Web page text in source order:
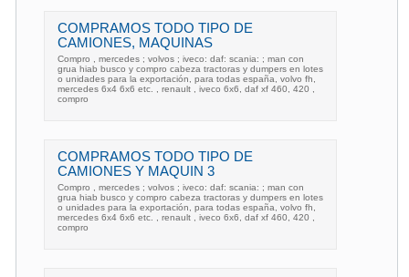
COMPRAMOS TODO TIPO DE
CAMIONES, MAQUINAS
Compro , mercedes ; volvos ; iveco: daf: scania: ; man con
grua hiab busco y compro cabeza tractoras y dumpers en lotes
o unidades para la exportación, para todas españa, volvo fh,
mercedes 6x4 6x6 etc. , renault , iveco 6x6, daf xf 460, 420 ,
compro
COMPRAMOS TODO TIPO DE
CAMIONES Y MAQUIN 3
Compro , mercedes ; volvos ; iveco: daf: scania: ; man con
grua hiab busco y compro cabeza tractoras y dumpers en lotes
o unidades para la exportación, para todas españa, volvo fh,
mercedes 6x4 6x6 etc. , renault , iveco 6x6, daf xf 460, 420 ,
compro